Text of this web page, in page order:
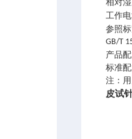
相对
工作
参照
产品
标准
注：
皮试